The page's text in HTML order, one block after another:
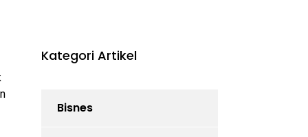
Kategori Artikel
Bisnes